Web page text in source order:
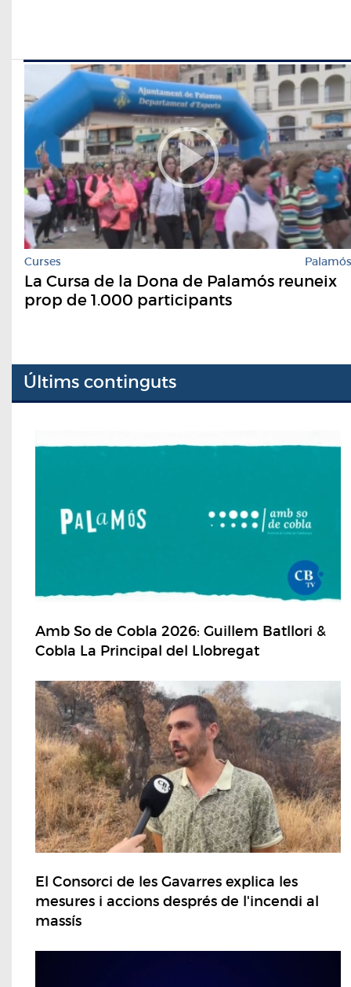
Curses Palamós
La Cursa de la Dona de Palamós reuneix
prop de 1.000 participants
Últims continguts
Amb So de Cobla 2026: Guillem Batllori &
Cobla La Principal del Llobregat
El Consorci de les Gavarres explica les
mesures i accions després de l'incendi al
massís